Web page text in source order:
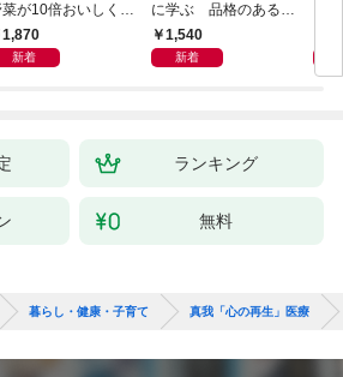
が10倍おいしくな
保存法と64のレシピ
1,870
新着
に学ぶ 品格のあるマ
ウントのとり方
1,540
新着
ランキング
無料
暮らし・健康・子育て 真我「心の再生」医療